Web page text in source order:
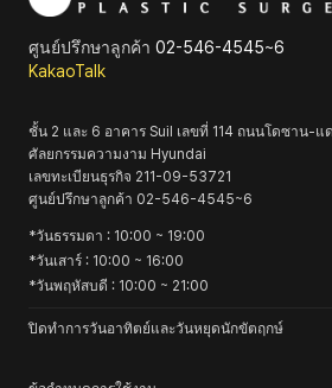
ศูนย์ปรึกษาลูกค้า 02-546-4545~6
KakaoTalk
ชั้น 2 และ 6 อาคาร Suil เลขที่ 114 ถนนโดซาน-แ
ศัลยกรรมความงาม Hyundai
เลขทะเบียนธุรกิจ 211-09-53721
ศูนย์ปรึกษาลูกค้า 02-546-4545~6
*วันธรรมดา : 10:00 ~ 19:00
*วันเสาร์ : 10:00 ~ 16:00
*วันพฤหัสบดี : 10:00 ~ 21:00
ปิดทำการวันอาทิตย์และวันหยุดนักขัตฤกษ์